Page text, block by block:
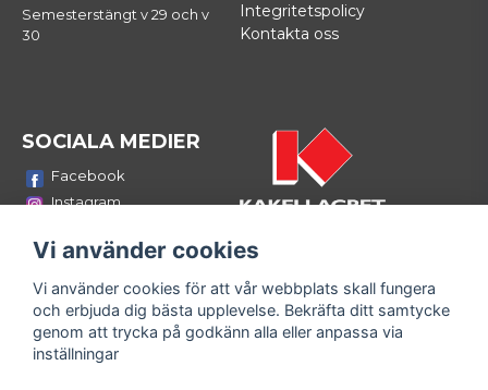
Semesterstängt v 29 och v
30
Integritetspolicy
Kontakta oss
SOCIALA MEDIER
Facebook
Instagram
LinkedIn
Bli medlem i vårt nyhetsbrev
email
Mejladress
Vi använder cookies
Vi använder cookies för att vår webbplats skall fungera
och erbjuda dig bästa upplevelse. Bekräfta ditt samtycke
genom att trycka på godkänn alla eller anpassa via
inställningar